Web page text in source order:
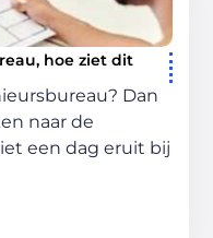
hoe ziet dit
Dan
naar de
een dag eruit bij